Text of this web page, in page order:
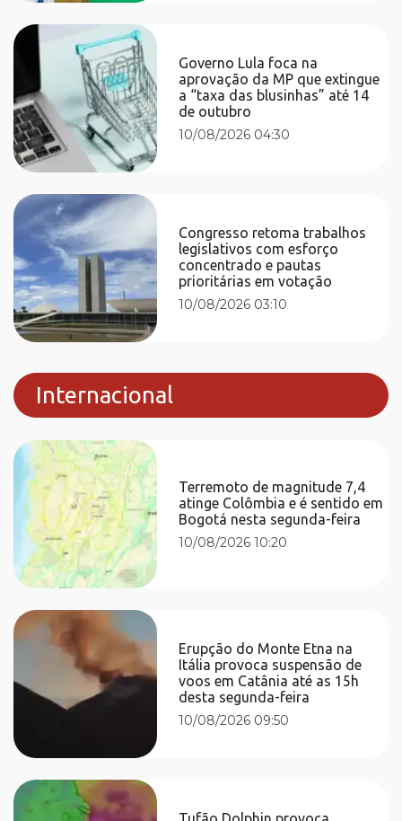
Governo Lula foca na
aprovação da MP que extingue
a “taxa das blusinhas” até 14
de outubro
10/08/2026 04:30
Congresso retoma trabalhos
legislativos com esforço
concentrado e pautas
prioritárias em votação
10/08/2026 03:10
Internacional
Terremoto de magnitude 7,4
atinge Colômbia e é sentido em
Bogotá nesta segunda-feira
10/08/2026 10:20
Erupção do Monte Etna na
Itália provoca suspensão de
voos em Catânia até as 15h
desta segunda-feira
10/08/2026 09:50